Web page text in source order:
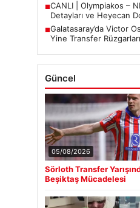
■CANLI | Olympiakos –
Detayları ve Heyecan
■Galatasaray’da Victor
Yine Transfer Rüzgarları
Güncel
05/08/2026
Sörloth Transfer
Beşiktaş Mücadelesi